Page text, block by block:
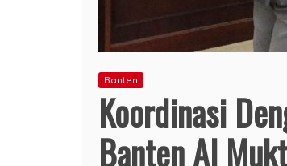
Banten
Koordinasi
Banten Al